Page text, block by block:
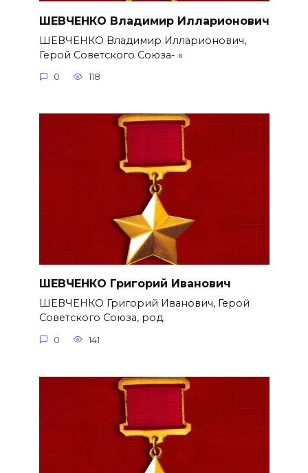
ШЕВЧЕНКО Владимир Илларионович
ШЕВЧЕНКО Владимир Илларионович,
Герой Советского Союза- «
0 118
ШЕВЧЕНКО Григорий Иванович
ШЕВЧЕНКО Григорий Иванович, Герой
Советского Союза, род.
0 141